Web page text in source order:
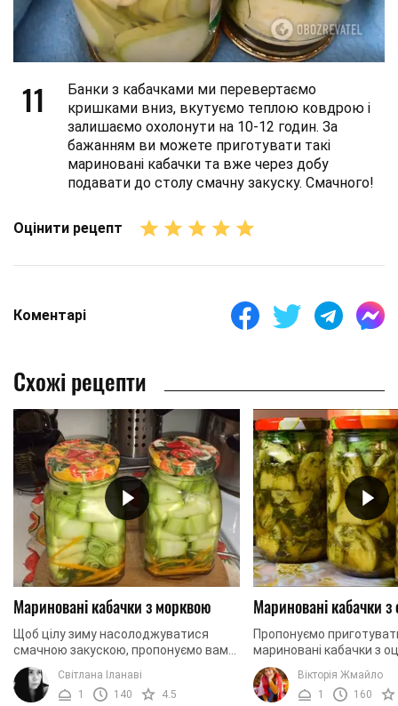
11
Банки з кабачками ми перевертаємо
кришками вниз, вкутуємо теплою ковдрою і
залишаємо охолонути на 10-12 годин. За
бажанням ви можете приготувати такі
мариновані кабачки та вже через добу
подавати до столу смачну закуску. Смачного!
Оцінити рецепт
Коментарі
Схожі рецепти
Мариновані кабачки з морквою
Щоб цілу зиму насолоджуватися
смачною закускою, пропонуємо вам
простий рецепт маринованих
кабачків із морквою. Так ви легко
зможете почастувати своїх ...
Світлана Іланаві
1
140 4.5
Мариновані кабачки з
Пропонуємо
мариновані кабачки з
виходять хрусткими,
апетитними. Вся
кабачків у тому, що ...
Вікторія Жмайло
1
160